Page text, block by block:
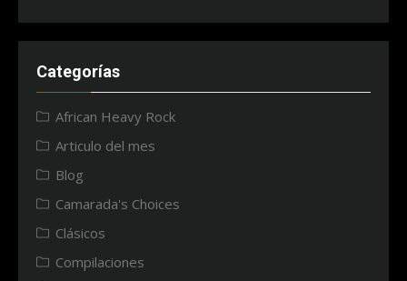
Categorías
African Heavy Rock
Articulo del mes
Blog
Camarada's Choices
Clásicos
Compilaciones